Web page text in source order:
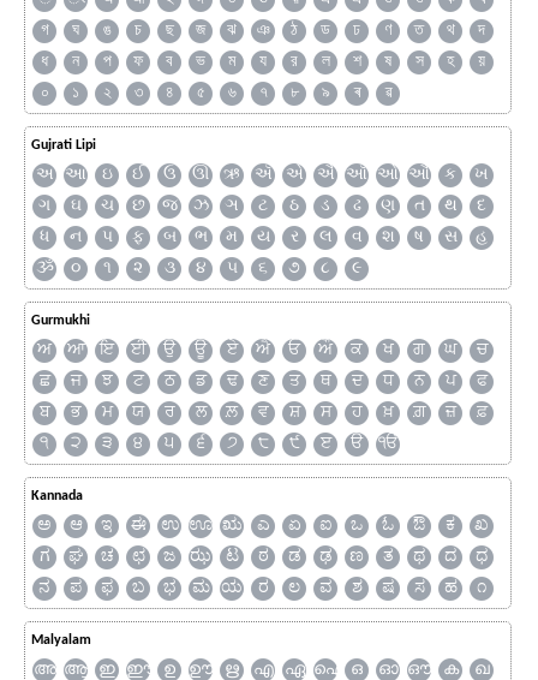
গ
ঘ ঙ চ ছ জ ঝ ঞ ঠ ড ঢ ণ ত থ
দ
ধ
ন প ফ ব ভ ম য র ল শ ষ স হ
য়
০
১ ২ ৩ ৪ ৫ ৬ ৭ ৮ ৯ ৰ ৱ
Gujrati Lipi
અ આ ઇ ઈ ઉ ઊ ઋ ઍ એ ઐ ઑ ઓ ઔ ક
ખ
ગ
ઘ ચ છ જ ઝ ઞ ટ ઠ ડ ઢ ણ ત થ
દ
ધ
ન પ ફ બ ભ મ ય ર લ વ શ ષ સ
હ
ૐ
૦ ૧ ૨ ૩ ૪ ૫ ૬ ૭ ૮ ૯
Gurmukhi
ਅ ਆ ਇ ਈ ਉ ਊ ਏ ਐ ਓ ਔ ਕ ਖ ਗ ਘ
ਚ
ਛ
ਜ ਝ ਟ ਠ ਡ ਢ ਣ ਤ ਥ ਦ ਧ ਨ ਪ
ਫ
ਬ
ਭ ਮ ਯ ਰ ਲ ਲ਼ ਵ ਸ਼ ਸ ਹ ਖ਼ ਗ਼ ਜ਼
ਫ਼
੧
੨ ੩ ੪ ੫ ੬ ੭ ੮ ੯ ੲ ੳ ੴ
Kannada
ಅ ಆ ಇ ಈ ಉ ಊ ಋ ಎ ಏ ಐ ಒ ಓ ಔ ಕ
ಖ
ಗ
ಘ ಚ ಛ ಜ ಝ ಟ ಠ ಡ ಢ ಣ ತ ಥ ದ
ಧ
ನ
ಪ ಫ ಬ ಭ ಮ ಯ ರ ಲ ವ ಶ ಷ ಸ ಹ ೧
Malyalam
അ ആ ഇ ഈ ഉ ഊ ഋ എ ഏ ഐ ഒ ഓ ഔ ക
ഖ